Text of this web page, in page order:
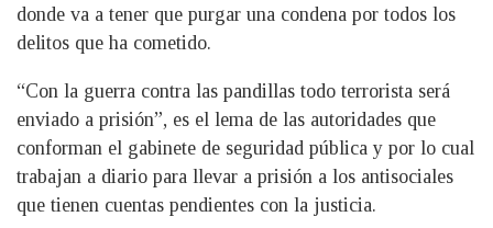
donde va a tener que purgar una condena por todos los
delitos que ha cometido.
“Con la guerra contra las pandillas todo terrorista será
enviado a prisión”, es el lema de las autoridades que
conforman el gabinete de seguridad pública y por lo cual
trabajan a diario para llevar a prisión a los antisociales
que tienen cuentas pendientes con la justicia.